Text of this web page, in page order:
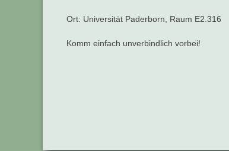
Ort: Universität Paderborn, Raum E2.316
Komm einfach unverbindlich vorbei!